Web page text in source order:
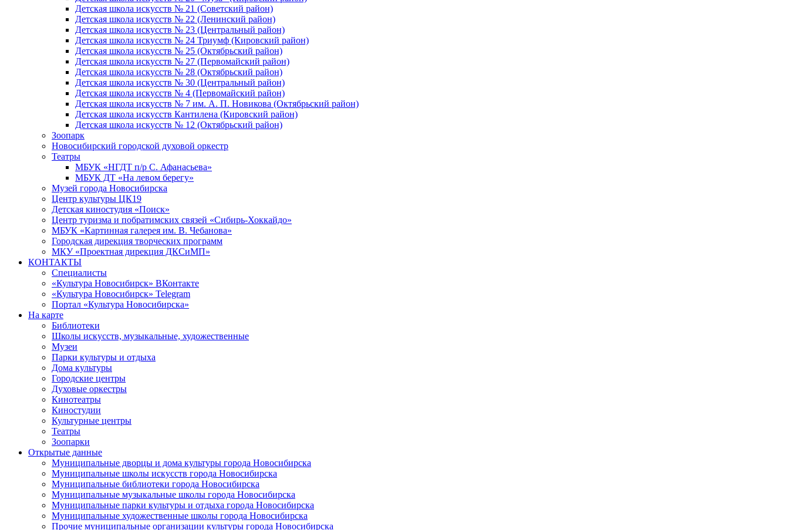
Детская школа искусств № 21 (Советский район)
Детская школа искусств № 22 (Ленинский район)
Детская школа искусств № 23 (Центральный район)
Детская школа искусств № 24 Триумф (Кировский район)
Детская школа искусств № 25 (Октябрьский район)
Детская школа искусств № 27 (Первомайский район)
Детская школа искусств № 28 (Октябрьский район)
Детская школа искусств № 30 (Центральный район)
Детская школа искусств № 4 (Первомайский район)
Детская школа искусств № 7 им. А. П. Новикова (Октябрьский район)
Детская школа искусств Кантилена (Кировский район)
Детская школа искусств № 12 (Октябрьский район)
Зоопарк
Новосибирский городской духовой оркестр
Театры
МБУК «НГДТ п/р С. Афанасьева»
МБУК ДТ «На левом берегу»
Музей города Новосибирска
Центр культуры ЦК19
Детская киностудия «Поиск»
Центр туризма и побратимских связей «Сибирь-Хоккайдо»
МБУК «Картинная галерея им. В. Чебанова»
Городская дирекция творческих программ
МКУ «Проектная дирекция ДКСиМП»
КОНТАКТЫ
Специалисты
«Культура Новосибирск» ВКонтакте
«Культура Новосибирск» Telegram
Портал «Культура Новосибирска»
На карте
Библиотеки
Школы искусств, музыкальные, художественные
Музеи
Парки культуры и отдыха
Дома культуры
Городские центры
Духовые оркестры
Кинотеатры
Киностудии
Культурные центры
Театры
Зоопарки
Открытые данные
Муниципальные дворцы и дома культуры города Новосибирска
Муниципальные школы искусств города Новосибирска
Муниципальные библиотеки города Новосибирска
Муниципальные музыкальные школы города Новосибирска
Муниципальные парки культуры и отдыха города Новосибирска
Муниципальные художественные школы города Новосибирска
Прочие муниципальные организации культуры города Новосибирска